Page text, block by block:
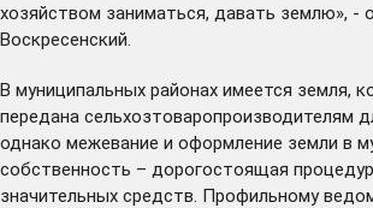
хозяйством заниматься, давать землю», -
Воскресенский.
В муниципальных районах имеется земля,
передана сельхозтоваропроизводителям
однако межевание и оформление земли в
собственность – дорогостоящая
значительных средств. Профильному